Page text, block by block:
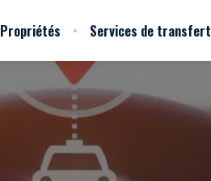
Propriétés Services de transfert